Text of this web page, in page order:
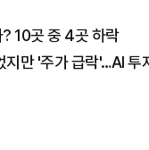
10곳 중 4곳 하락
만 '주가 급락'…AI 투